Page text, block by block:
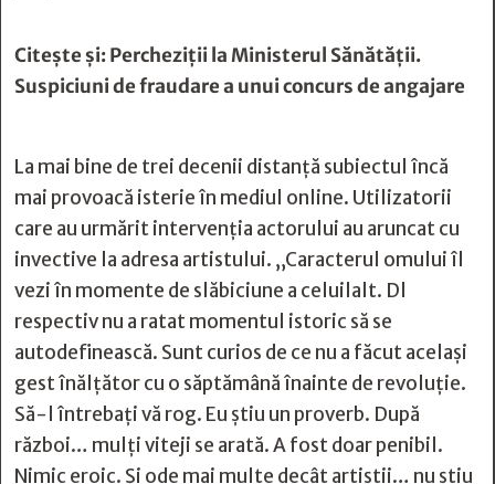
Citește și:Percheziții la Ministerul Sănătății.
Suspiciuni de fraudare a unui concurs de angajare
La mai bine de trei decenii distanță subiectul încă
mai provoacă isterie în mediul online. Utilizatorii
care au urmărit intervenția actorului au aruncat cu
invective la adresa artistului. „Caracterul omului îl
vezi în momente de slăbiciune a celuilalt. Dl
respectiv nu a ratat momentul istoric să se
autodefinească. Sunt curios de ce nu a făcut același
gest înălțător cu o săptămână înainte de revoluție.
Să-l întrebați vă rog. Eu știu un proverb. După
război… mulți viteji se arată. A fost doar penibil.
Nimic eroic. Și ode mai multe decât artiștii… nu știu